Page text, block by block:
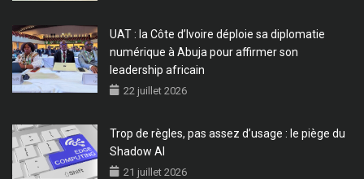
UAT : la Côte d’Ivoire déploie sa diplomatie
numérique à Abuja pour affirmer son
leadership africain
22 juillet 2026
Trop de règles, pas assez d’usage : le piège du
Shadow AI
21 juillet 2026